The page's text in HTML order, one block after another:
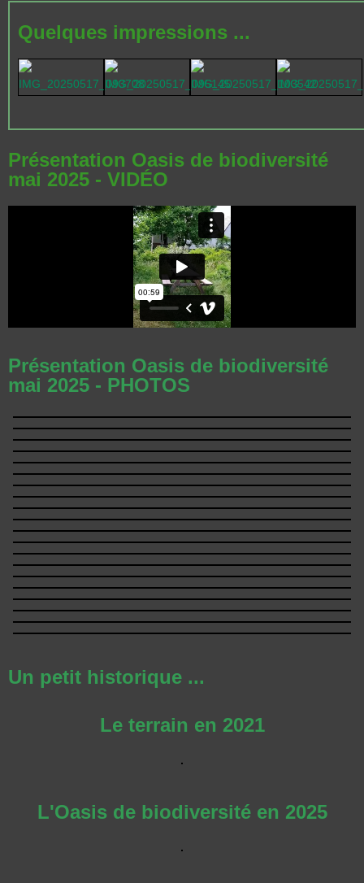
Quelques impressions ...
Présentation Oasis de biodiversité
mai 2025 - VIDÉO
Présentation Oasis de biodiversité
mai 2025 - PHOTOS
Un petit historique ...
Le terrain en 2021
L'Oasis de biodiversité en 2025